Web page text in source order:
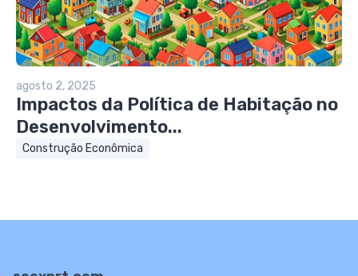
agosto 2, 2025
Impactos da Política de Habitação no
Desenvolvimento...
Construção Econômica